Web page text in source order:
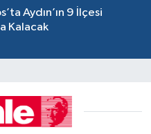
Aydın’ın 9 İlçesi
Kalacak